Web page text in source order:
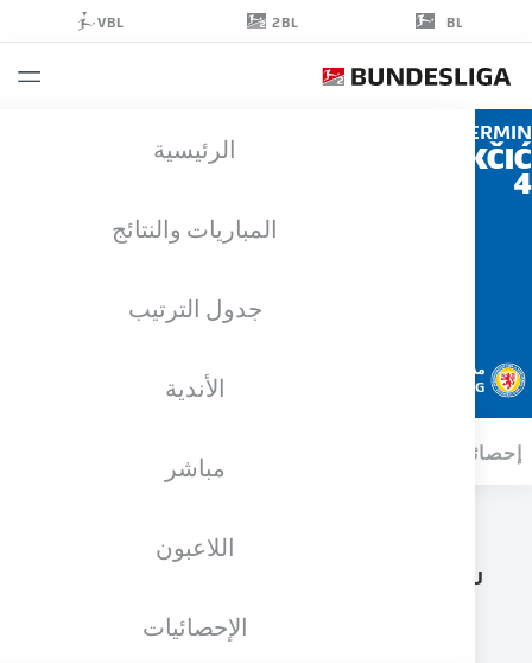
الرئيسية
المباريات والنتائج
جدول الترتيب
الأندية
مباشر
اللاعبون
الإحصائيات
مدافع
EINTRACHT BRAUNSCHWEIG
موسم 2023/2024
, DEU
الطول